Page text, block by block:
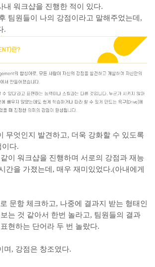
내 워크샵을 진행한 적이 있다.
팀원들이 나의 강점이라고 말해주었는데,
.
무엇인지 발견하고, 더욱 강화할 수 있도록
이다.
이 워크샵을 진행하며 서로의 강점과 재능
간을 가졌는데, 매우 재미있었다.(아내에게
문항 체크하고, 나중에 결과지 받는 형태인
는 것 같아서 한번 놀라고, 팀원들의 결과
현하는 단어라 두 번 놀랐다.
며 , 강점은 창조였다.